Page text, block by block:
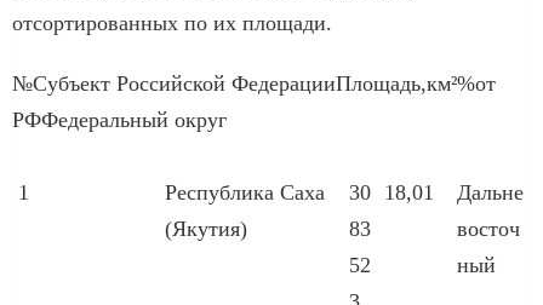
отсортированных по их площади.
№Субъект Российской ФедерацииПлощадь,км²%от
РФФедеральный округ
1
Республика Саха
(Якутия)
30
83
52
18,01
Дальне
восточ
ный